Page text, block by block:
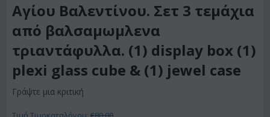
Αγίου Βαλεντίνου. Σετ 3 τεμάχια
από βαλσαμωμλενα
τριαντάφυλλα. (1) display box (1)
plexi glass cube & (1) jewel case
Γράψτε μια κριτική